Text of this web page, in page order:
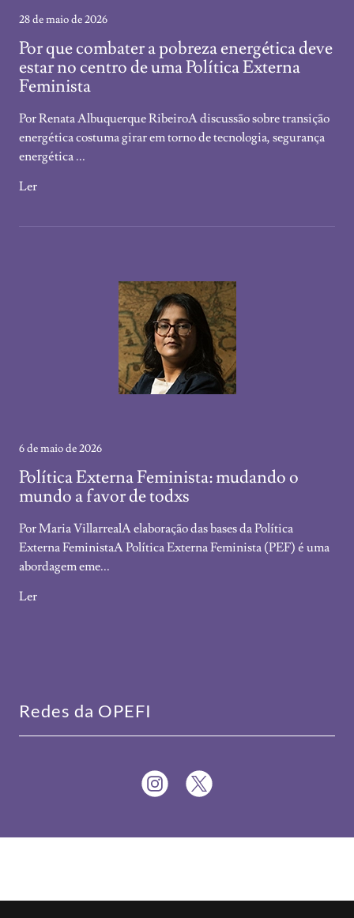
28 de maio de 2026
Por que combater a pobreza energética deve
estar no centro de uma Política Externa
Feminista
Por Renata Albuquerque RibeiroA discussão sobre transição
energética costuma girar em torno de tecnologia, segurança
energética ...
Ler
6 de maio de 2026
Política Externa Feminista: mudando o
mundo a favor de todxs
Por Maria VillarrealA elaboração das bases da Política
Externa FeministaA Política Externa Feminista (PEF) é uma
abordagem eme...
Ler
Redes da OPEFI